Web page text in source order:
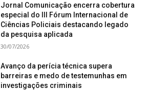
Jornal Comunicação encerra cobertura
especial do III Fórum Internacional de
Ciências Policiais destacando legado
da pesquisa aplicada
30/07/2026
Avanço da perícia técnica supera
barreiras e medo de testemunhas em
investigações criminais